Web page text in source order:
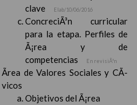
clave
Elab/10/06/2016
ConcreciÃ³n curricular
para la etapa. Perfiles de
Ã¡rea y de
competencias
En revisiÃ³n
Ãrea de Valores Sociales y CÃ­
vicos
Objetivos del Ã¡rea